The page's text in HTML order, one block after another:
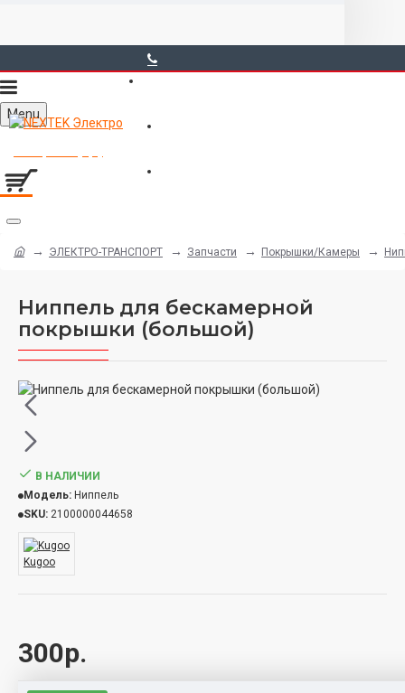
Menu
ЭЛЕКТРО-ТРАНСПОРТ Запчасти Покрышки/Камеры
Ниппель для бескамерной
покрышки (большой)
300р.
В НАЛИЧИИ
Модель: Ниппель
SKU: 2100000044658
Kugoo